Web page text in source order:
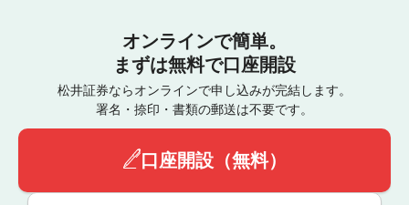
オンラインで簡単。
まずは無料で口座開設
松井証券ならオンラインで申し込みが完結します。
署名・捺印・書類の郵送は不要です。
口座開設（無料）